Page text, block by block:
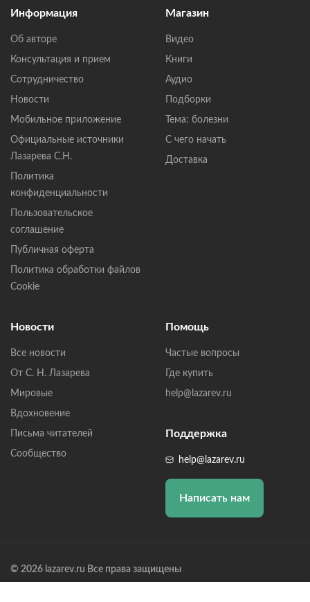
Информация
Об авторе
Консультация и прием
Сотрудничество
Новости
Мобильное приложение
Официальные источники
Лазарева С.Н.
Политика
конфиденциальности
Пользовательское
соглашение
Публичная оферта
Политика обработки файлов
Cookie
Магазин
Видео
Книги
Аудио
Подборки
Тема: болезни
С чего начать
Доставка
Новости
Все новости
От С. Н. Лазарева
Мировые
Вдохновение
Письма читателей
Сообщество
Помощь
Частые вопросы
Где купить
help@lazarev.ru
Поддержка
help@lazarev.ru
Написать нам
© 2026 lazarev.ru Все права защищены